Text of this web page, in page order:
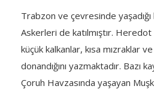
Trabzon ve çevresinde
Askerleri de katılmıştır.
küçük kalkanlar, kısa mızraklar ve
donandığını yazmaktadır. Bazı
Çoruh Havzasında yaşayan